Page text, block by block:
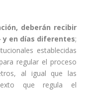
deberán recibir
y en días diferentes;
establecidas
regular el proceso
al igual que las
que regula el